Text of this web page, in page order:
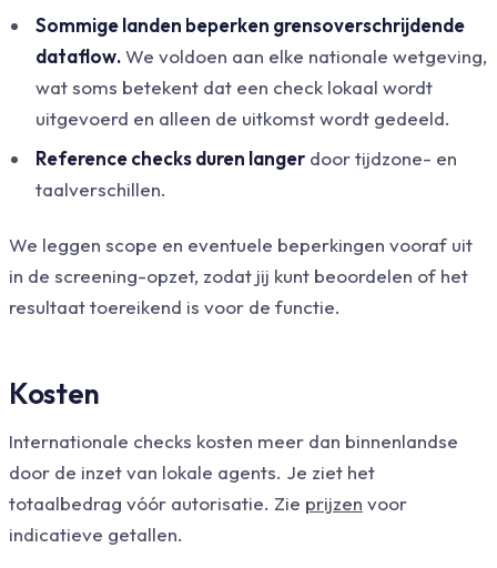
Sommige landen beperken grensoverschrijdende
dataflow.We voldoen aan elke nationale wetgeving,
wat soms betekent dat een check lokaal wordt
uitgevoerd en alleen de uitkomst wordt gedeeld.
Reference checks duren langer door tijdzone- en
taalverschillen.
We leggen scope en eventuele beperkingen vooraf uit
in de screening-opzet, zodat jij kunt beoordelen of het
resultaat toereikend is voor de functie.
Kosten
Internationale checks kosten meer dan binnenlandse
door de inzet van lokale agents. Je ziet het
totaalbedrag vóór autorisatie. Zie prijzen voor
indicatieve getallen.